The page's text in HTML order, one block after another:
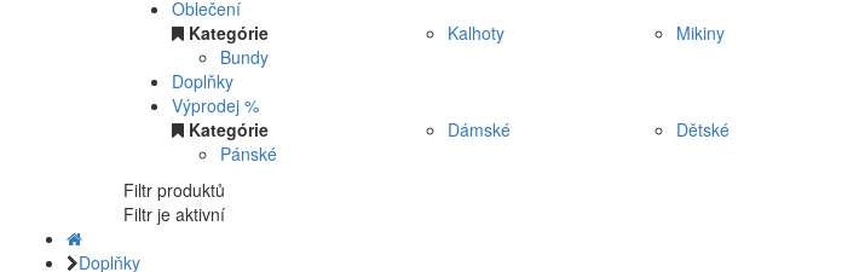
Oblečení
Kategórie
Bundy
Kalhoty Mikiny
Doplňky
Výprodej %
Kategórie
Pánské
Dámské Dětské
Filtr produktů
Filtr je aktivní
Doplňky